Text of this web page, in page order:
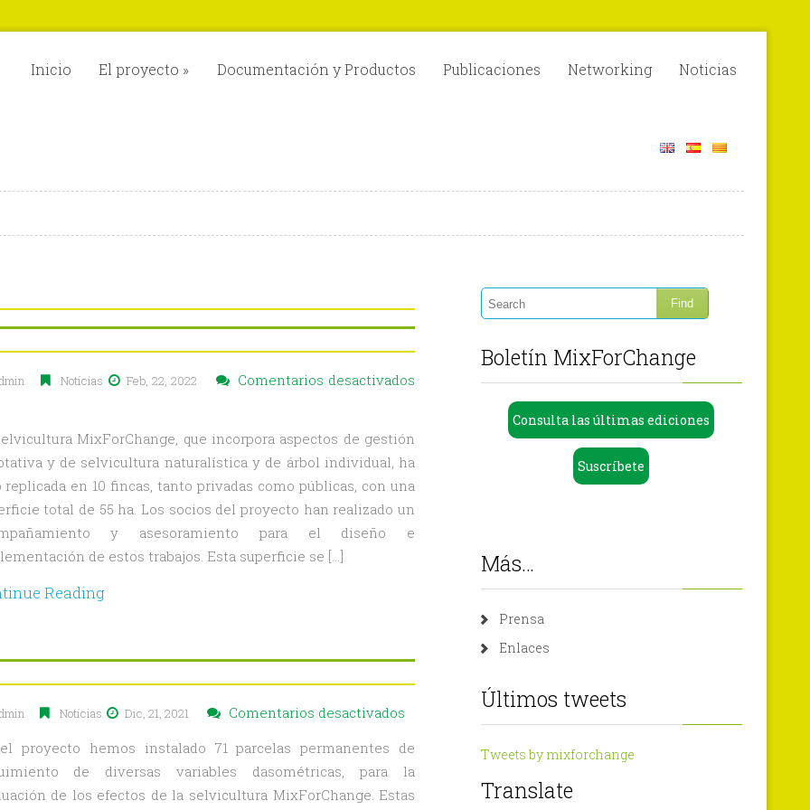
Inicio El proyecto » Documentación y Productos Publicaciones Networking Noticias
Notícias Feb, 22, 2022
Comentarios desactivados
MixForChange, que incorpora aspectos de gestión
y de selvicultura naturalística y de árbol individual, ha
replicada en 10 fincas, tanto privadas como públicas, con una
total de 55 ha. Los socios del proyecto han realizado un
y asesoramiento para el diseño e
de estos trabajos. Esta superficie se […]
Reading
Notícias Dic, 21, 2021 Comentarios desactivados
con
las
conclusiones
proyecto hemos instalado 71 parcelas permanentes de
de diversas variables dasométricas, para la
de los efectos de la selvicultura MixForChange. Estas
Boletín MixForChange
Consulta las últimas ediciones
Suscríbete
Más…
Prensa
Enlaces
Últimos tweets
Tweets by mixforchange
Translate